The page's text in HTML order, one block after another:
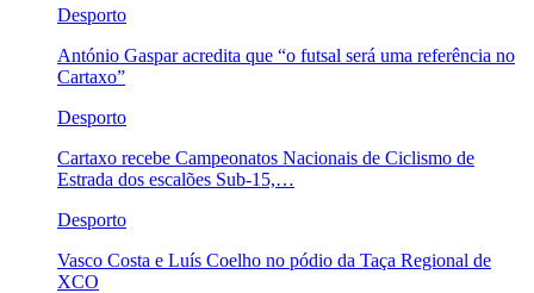
Desporto
António Gaspar acredita que “o futsal será uma referência no
Cartaxo”
Desporto
Cartaxo recebe Campeonatos Nacionais de Ciclismo de
Estrada dos escalões Sub-15,…
Desporto
Vasco Costa e Luís Coelho no pódio da Taça Regional de
XCO